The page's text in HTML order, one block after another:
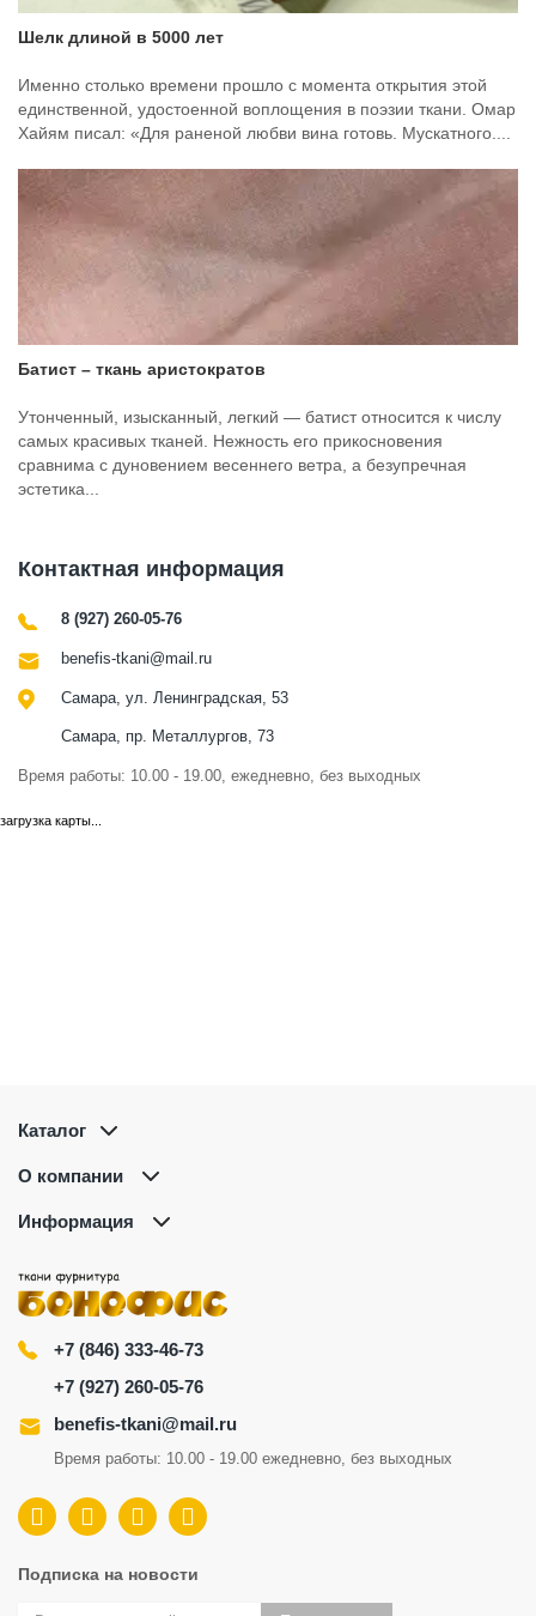
Шелк длиной в 5000 лет
Именно столько времени прошло с момента открытия этой
единственной, удостоенной воплощения в поэзии ткани. Омар
Хайям писал: «Для раненой любви вина готовь. Мускатного....
Батист – ткань аристократов
Утонченный, изысканный, легкий — батист относится к числу
самых красивых тканей. Нежность его прикосновения
сравнима с дуновением весеннего ветра, а безупречная
эстетика...
Контактная информация
8 (927) 260-05-76
benefis-tkani@mail.ru
Самара, ул. Ленинградская, 53
Самара, пр. Металлургов, 73
Время работы: 10.00 - 19.00, ежедневно, без выходных
загрузка карты...
Каталог
О компании
Информация
+7 (846) 333-46-73
+7 (927) 260-05-76
benefis-tkani@mail.ru
Время работы: 10.00 - 19.00 ежедневно, без выходных
Подписка на новости